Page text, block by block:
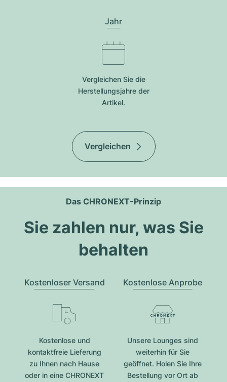
Jahr
Vergleichen Sie die
Herstellungsjahre der
Artikel.
Vergleichen
Das CHRONEXT-Prinzip
Sie zahlen nur, was Sie
behalten
Kostenloser Versand
Kostenlose und
kontaktfreie Lieferung
zu Ihnen nach Hause
oder in eine CHRONEXT
Kostenlose Anprobe
Unsere Lounges sind
weiterhin für Sie
geöffnet. Holen Sie Ihre
Bestellung vor Ort ab